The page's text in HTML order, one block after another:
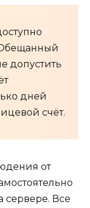
допустить
дней
счёт.
от
сервере. Все